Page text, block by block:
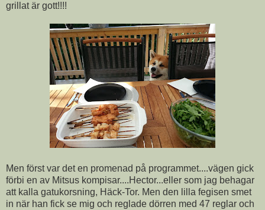
grillat är gott!!!!
Men först var det en promenad på programmet....vägen gick
förbi en av Mitsus kompisar....Hector...eller som jag behagar
att kalla gatukorsning, Häck-Tor. Men den lilla fegisen smet
in när han fick se mig och reglade dörren med 47 reglar och